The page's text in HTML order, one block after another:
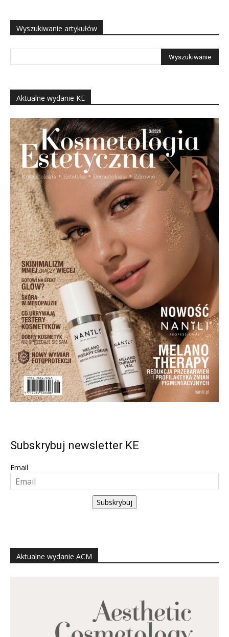
Wyszukiwanie artykułów
Aktualne wydanie KE
Subskrybuj newsletter KE
Email
Subskrybuj
Aktualne wydanie ACM